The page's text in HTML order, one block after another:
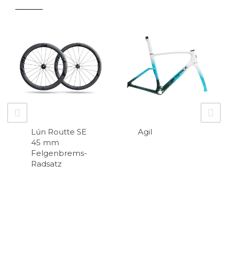
Lún Routte SE
45 mm
Felgenbrems-
Radsatz
Agil